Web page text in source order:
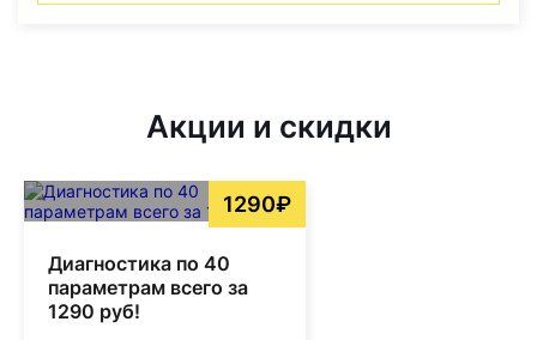
Акции и скидки
1290₽
Диагностика по 40
параметрам всего за
1290 руб!